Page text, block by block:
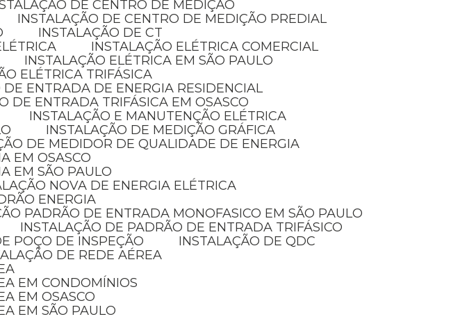
DE CENTRO DE MEDIÇÃO
INSTALAÇÃO DE CENTRO DE MEDIÇÃO PREDIAL
INSTALAÇÃO DE CT
INSTALAÇÃO ELÉTRICA COMERCIAL
INSTALAÇÃO ELÉTRICA EM SÃO PAULO
ELÉTRICA TRIFÁSICA
DE ENTRADA DE ENERGIA RESIDENCIAL
DE ENTRADA TRIFÁSICA EM OSASCO
INSTALAÇÃO E MANUTENÇÃO ELÉTRICA
INSTALAÇÃO DE MEDIÇÃO GRÁFICA
DE MEDIDOR DE QUALIDADE DE ENERGIA
EM OSASCO
EM SÃO PAULO
NOVA DE ENERGIA ELÉTRICA
ENERGIA
PADRÃO DE ENTRADA MONOFASICO EM SÃO PAULO
INSTALAÇÃO DE PADRÃO DE ENTRADA TRIFÁSICO
POÇO DE INSPEÇÃO
INSTALAÇÃO DE QDC
DE REDE AÉREA
EM CONDOMÍNIOS
EM OSASCO
EM SÃO PAULO